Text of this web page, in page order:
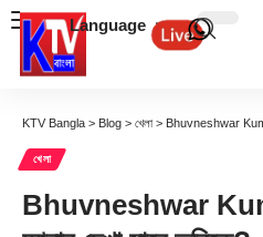
Language
KTV Bangla > Blog > খেলা > Bhuvneshwar
খেলা
Bhuvneshwar